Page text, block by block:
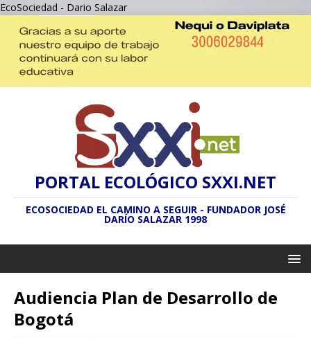
EcoSociedad - Dario Salazar
PORTAL ECOLÓGICO SXXI.NET
ECOSOCIEDAD EL CAMINO A SEGUIR - FUNDADOR JOSÉ
DARÍO SALAZAR 1998
Audiencia Plan de Desarrollo de
Bogotá